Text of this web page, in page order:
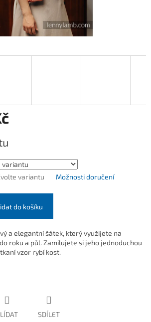
variantu Možnosti doručení
do košíku
a elegantní šátek, který využijete na
roku a půl. Zamilujete si jeho jednoduchou
vzor rybí kost.
SDÍLET